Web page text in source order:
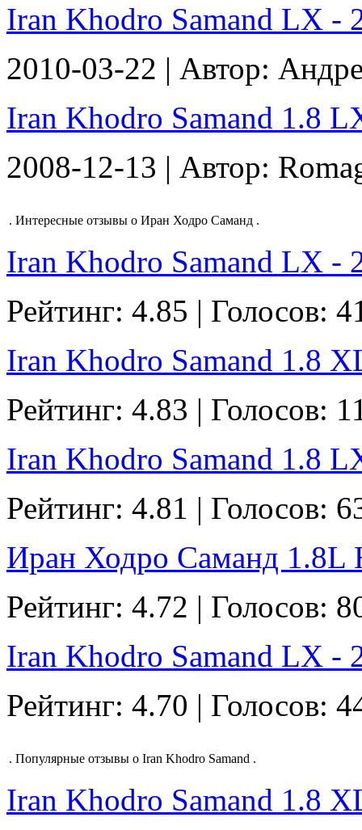
Iran Khodro Samand LX -
2010-03-22 | Автор:
Iran Khodro Samand 1.8
2008-12-13 | Автор:
. Интересные отзывы о Иран Ходро Саманд .
Iran Khodro Samand LX -
Рейтинг: 4.85 | Голосов:
Iran Khodro Samand 1.8
Рейтинг: 4.83 | Голосов:
Iran Khodro Samand 1.8
Рейтинг: 4.81 | Голосов:
Иран Ходро Саманд 1.8L
Рейтинг: 4.72 | Голосов:
Iran Khodro Samand LX -
Рейтинг: 4.70 | Голосов:
. Популярные отзывы о Iran Khodro Samand .
Iran Khodro Samand 1.8